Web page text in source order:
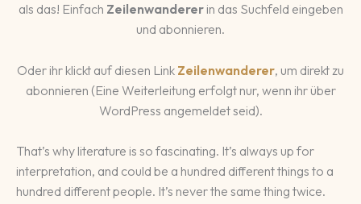
als das! Einfach Zeilenwandererin das Suchfeld eingeben
und abonnieren.
Oder ihr klickt auf diesen Link Zeilenwanderer, um direkt zu
abonnieren (Eine Weiterleitung erfolgt nur, wenn ihr über
WordPress angemeldet seid).
That’s why literature is so fascinating. It’s always up for
interpretation, and could be a hundred different things to a
hundred different people. It’s never the same thing twice.